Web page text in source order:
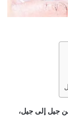
من جيل إلى جيل،